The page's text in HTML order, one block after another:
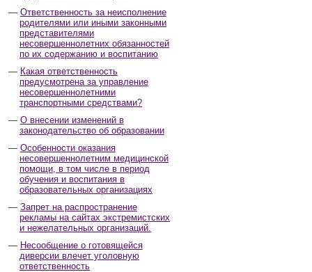
Ответственность за неисполнение
родителями или иными законными
представителями
несовершеннолетних обязанностей
по их содержанию и воспитанию
Какая ответственность
предусмотрена за управление
несовершеннолетними
транспортными средствами?
О внесении изменений в
законодательство об образовании
Особенности оказания
несовершеннолетним медицинской
помощи, в том числе в период
обучения и воспитания в
образовательных организациях
Запрет на распространение
рекламы на сайтах экстремистских
и нежелательных организаций.
Несообщение о готовящейся
диверсии влечет уголовную
ответственность